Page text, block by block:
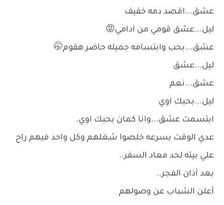
عشق...اقصد دمه خفيف
ليل...عشق قومي من ادامي😡
عشق...بحب وابتسامه جميله حاضر هقوم🤭
ليل...عشق
عشق...نعم
ليل...بحبك اوي
ابتسمت عشق...وانا كمان بحبك اوي.
عدي الوقت بسرعه خلصوا شغلهم وكل واحد فيهم راح
علي بيته لحد معاد السفر..
بعد أذان الفجر..
أعلن الشباب عن وصولهم